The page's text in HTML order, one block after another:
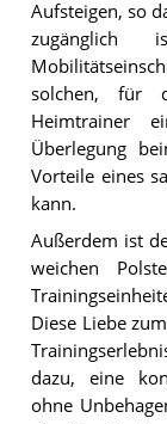
Aufsteigen, so
solchen, für
Heimtrainer
Überlegung
Vorteile eines
kann.
Außerdem ist
weichen
Diese Liebe
dazu, eine
ohne